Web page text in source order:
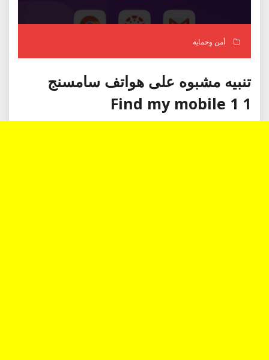
أمن وحماية
تنبيه مشبوه على هواتف سامسنج
Find my mobile 1 1